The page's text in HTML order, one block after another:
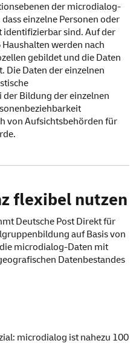
der microdialog-
einzelne Personen oder
identifizierbar sind. Auf der
werden nach
gebildet und die Daten
Die Daten der einzelnen
Bildung der einzelnen
von Aufsichtsbehörden für
flexibel nutzen
Deutsche Post Direkt für
auf Basis von
microdialog-Daten mit
Datenbestandes
microdialog ist nahezu 100